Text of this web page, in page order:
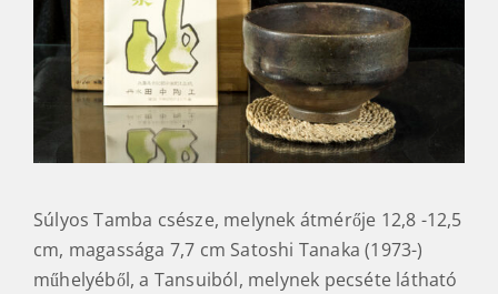
Súlyos Tamba csésze, melynek átmérője 12,8 -12,5
cm, magassága 7,7 cm Satoshi Tanaka (1973-)
műhelyéből, a Tansuiból, melynek pecséte látható